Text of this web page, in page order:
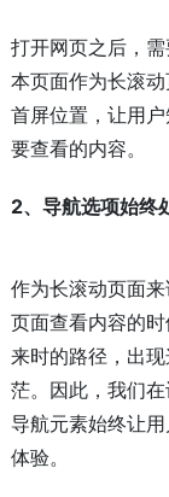
打开网页之后，
本页面作为长滚
首屏位置，让用
要查看的内容。
2、导航选项始终
作为长滚动页面
页面查看内容的
来时的路径，出
茫。因此，我们
导航元素始终让
体验。